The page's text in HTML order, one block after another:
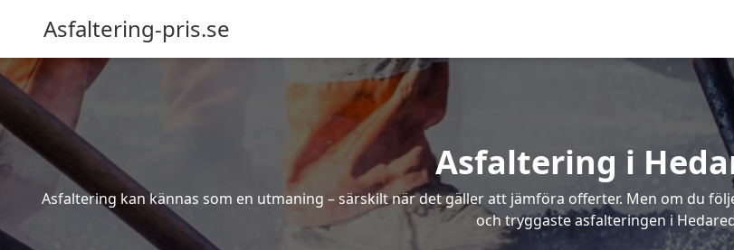
Asfaltering-pris.se
Asfaltering i
Asfaltering kan kännas som en utmaning – särskilt när det gäller att jämföra offerter. Men om du
och tryggaste asfalteringen i